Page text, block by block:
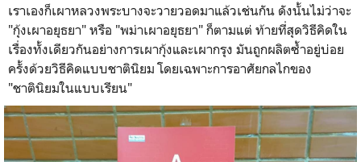
เราเองก็เผาหลวงพระบางจะวายวอดมาแล้วเช่นกัน ดังนั้นไม่ว่าจะ
"กุ้งเผาอยุธยา" หรือ "พม่าเผาอยุธยา" ก็ตามแต่ ท้ายที่สุดวิธีคิดใน
เรื่องทั้งเดียวกันอย่างการเผากุ้งและเผากรุง มันถูกผลิตซ้ำอยู่บ่อย
ครั้งด้วยวิธีคิดแบบชาตินิยม โดยเฉพาะการอาศัยกลไกของ
"ชาตินิยมในแบบเรียน"